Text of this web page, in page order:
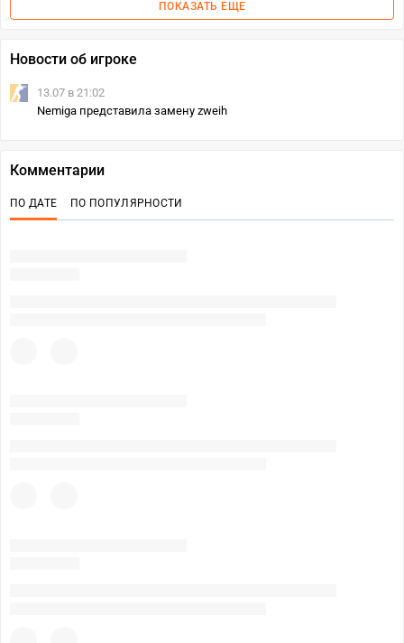
ПОКАЗАТЬ ЕЩЕ
Новости об игроке
13.07 в 21:02
Nemiga представила замену zweih
Комментарии
ПО ДАТЕ ПО ПОПУЛЯРНОСТИ